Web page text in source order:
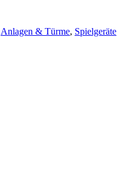
Anlagen & Türme, Spielgeräte